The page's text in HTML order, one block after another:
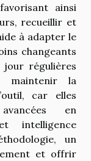
ainsi
recueillir et
à adapter le
changeants
jour régulières
maintenir la
car elles
en
intelligence
un
et offrir